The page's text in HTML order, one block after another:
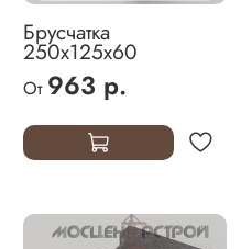
Брусчатка
250х125х60
От 963 р.